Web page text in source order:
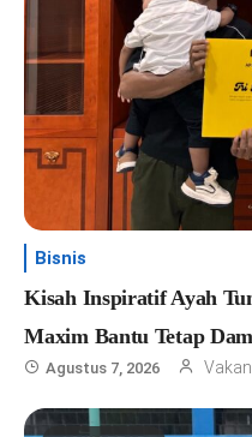
Bisnis
Kisah Inspiratif Ayah
Maxim Bantu Tetap
Agustus 7, 2026